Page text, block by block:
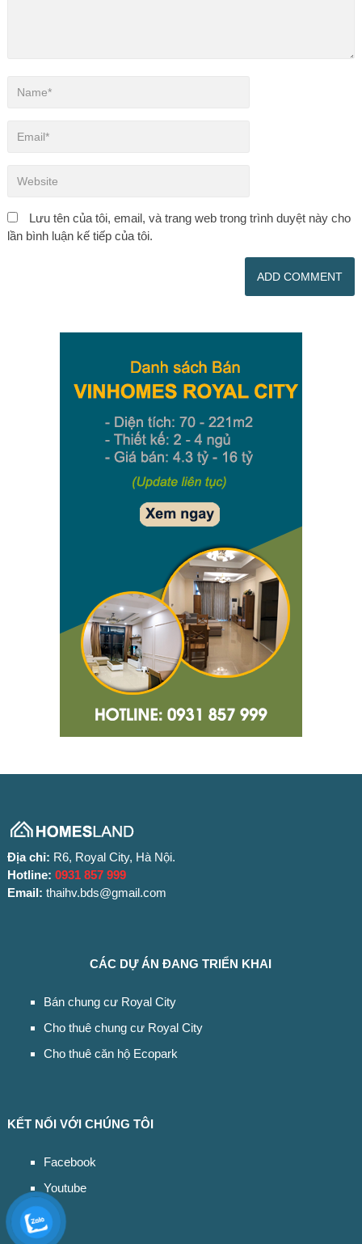
Lưu tên của tôi, email, và trang web trong trình duyệt này cho
lần bình luận kế tiếp của tôi.
Địa chỉ: R6, Royal City, Hà Nội.
Hotline: 0931 857 999
Email: thaihv.bds@gmail.com
CÁC DỰ ÁN ĐANG TRIỂN KHAI
Bán chung cư Royal City
Cho thuê chung cư Royal City
Cho thuê căn hộ Ecopark
KẾT NỐI VỚI CHÚNG TÔI
Facebook
Youtube